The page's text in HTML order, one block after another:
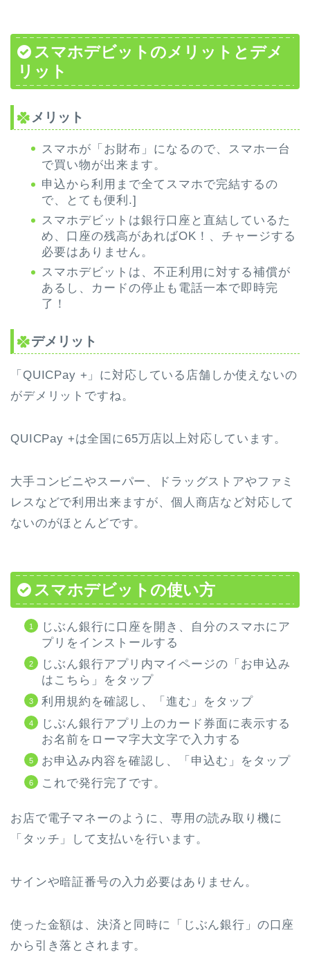
スマホデビットのメリットとデメ
リット
メリット
スマホが「お財布」になるので、スマホ一台
で買い物が出来ます。
申込から利用まで全てスマホで完結するの
で、とても便利.]
スマホデビットは銀行口座と直結しているた
め、口座の残高があればOK！、チャージする
必要はありません。
スマホデビットは、不正利用に対する補償が
あるし、カードの停止も電話一本で即時完
了！
デメリット
「QUICPay +」に対応している店舗しか使えないの
がデメリットですね。
QUICPay +は全国に65万店以上対応しています。
大手コンビニやスーパー、ドラッグストアやファミ
レスなどで利用出来ますが、個人商店など対応して
ないのがほとんどです。
スマホデビットの使い方
じぶん銀行に口座を開き、自分のスマホにア
プリをインストールする
じぶん銀行アプリ内マイページの「お申込み
はこちら」をタップ
利用規約を確認し、「進む」をタップ
じぶん銀行アプリ上のカード券面に表示する
お名前をローマ字大文字で入力する
お申込み内容を確認し、「申込む」をタップ
これで発行完了です。
お店で電子マネーのように、専用の読み取り機に
「タッチ」して支払いを行います。
サインや暗証番号の入力必要はありません。
使った金額は、決済と同時に「じぶん銀行」の口座
から引き落とされます。